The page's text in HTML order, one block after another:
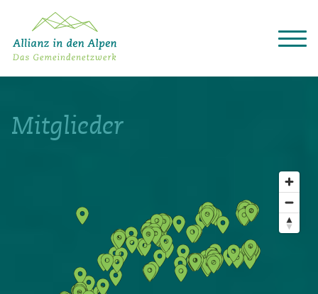
Projekte
Aktuelles
Mitglieder